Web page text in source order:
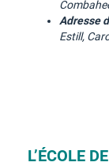
Adresse
Estill,
L’ÉCOLE